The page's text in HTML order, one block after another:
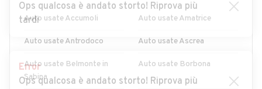
Auto usate Accumoli Auto usate Amatrice
Auto usate Antrodoco Auto usate Ascrea
Auto usate Belmonte in
Sabina
Auto usate Borbona
Ops qualcosa è andato storto! Riprova più
tardi
Error
Ops qualcosa è andato storto! Riprova più